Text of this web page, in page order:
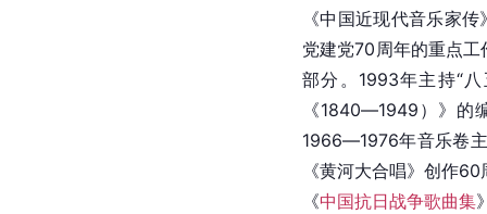
《中国近现代音乐家
党建党70周年的重点
部分。1993年主持“
《1840―1949）》的
1966―1976年音乐卷
《黄河大合唱》创作
《中国抗日战争歌曲集